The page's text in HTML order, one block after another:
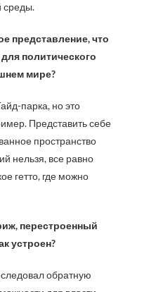
среды.
представление, что
политического
мире?
парка, но это
Представить себе
пространство
нельзя, все равно
гетто, где можно
перестроенный
устроен?
обратную